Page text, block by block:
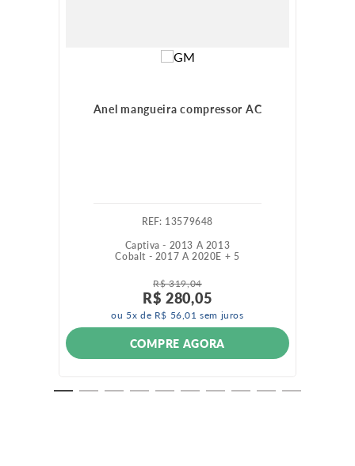
Anel mangueira compressor AC
: 13579648
Captiva - 2013 A 2013
Cobalt - 2017 A 2020E + 5
R$ 319,04
R$ 280,05
ou 5x de R$ 56,01 sem juros
COMPRE AGORA